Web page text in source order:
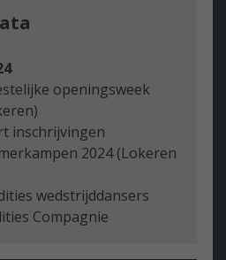
openingsweek
2024 (Lokeren
wedstrijddansers
Compagnie